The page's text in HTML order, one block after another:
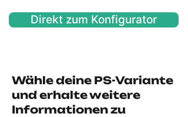
Direkt zum Konfigurator
Wähle deine PS-Variante
und erhalte weitere
Informationen zu